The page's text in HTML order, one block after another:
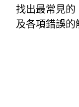
找出最常見
及各項錯誤的